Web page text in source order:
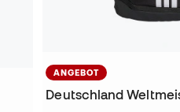
ANGEBOT